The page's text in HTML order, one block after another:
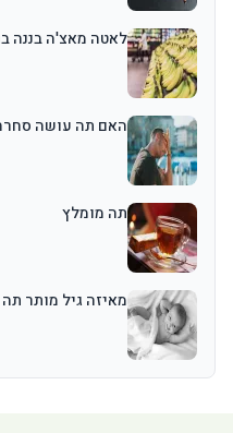
לאטה מאצ'ה בננה
האם תה עושה
תה מומלץ
מאיזה גיל מותר תה